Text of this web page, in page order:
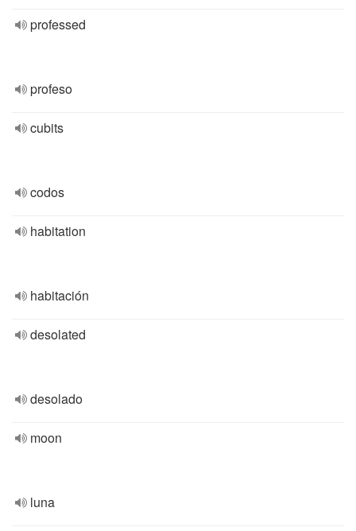
professed
profeso
cubits
codos
habitation
habitación
desolated
desolado
moon
luna